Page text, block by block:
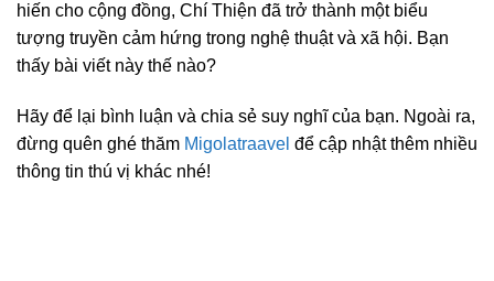
hiến cho cộng đồng, Chí Thiện đã trở thành một biểu
tượng truyền cảm hứng trong nghệ thuật và xã hội. Bạn
thấy bài viết này thế nào?
Hãy để lại bình luận và chia sẻ suy nghĩ của bạn. Ngoài ra,
đừng quên ghé thăm Migolatraavel để cập nhật thêm nhiều
thông tin thú vị khác nhé!